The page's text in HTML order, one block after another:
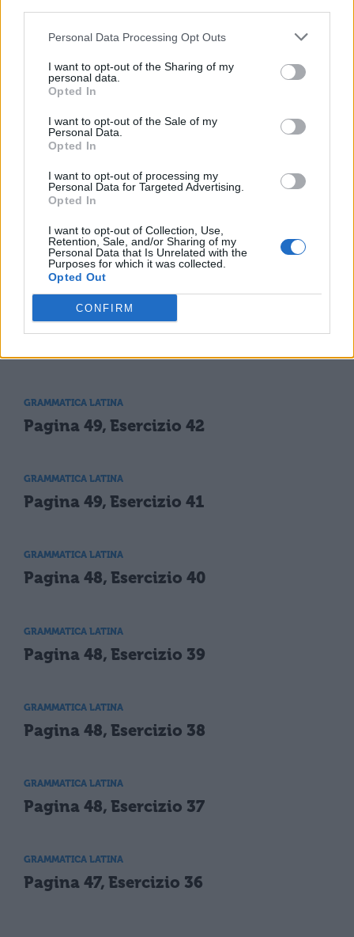
Personal Data Processing Opt Outs
I want to opt-out of the Sharing of my
personal data.
Opted In
I want to opt-out of the Sale of my
Personal Data.
Opted In
I want to opt-out of processing my
Personal Data for Targeted Advertising.
Opted In
I want to opt-out of Collection, Use,
Retention, Sale, and/or Sharing of my
Personal Data that Is Unrelated with the
Purposes for which it was collected.
Opted Out
CONFIRM
indicativo futuro anteriore, terza persona
salperemmo:
condizionale presente, prima persona
plurale
TI POTREBBE INTERESSARE
GRAMMATICA LATINA
Pagina 49, Esercizio 42
GRAMMATICA LATINA
Pagina 49, Esercizio 41
GRAMMATICA LATINA
Pagina 48, Esercizio 40
GRAMMATICA LATINA
Pagina 48, Esercizio 39
GRAMMATICA LATINA
Pagina 48, Esercizio 38
GRAMMATICA LATINA
Pagina 48, Esercizio 37
GRAMMATICA LATINA
Pagina 47, Esercizio 36